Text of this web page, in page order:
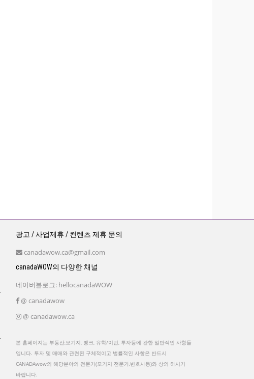
광고 / 사업제휴 / 컨텐츠 제휴 문의
canadawow.ca@gmail.com
canadaWOW의 다양한 채널
네이버블로그: hellocanadaWOW
@ canadawow
@ canadawow.ca
본 홈페이지는 부동산,모기지, 뱅크, 유학/이민, 투자등에 관한 일반적인 사항들
입니다. 투자 및 매매와 관련된 구체적이고 법률적인 사항은 반드시
CANADAwow의 해당분야의 전문가(모기지 전문가,변호사등)와 상의 하시기
바랍니다.